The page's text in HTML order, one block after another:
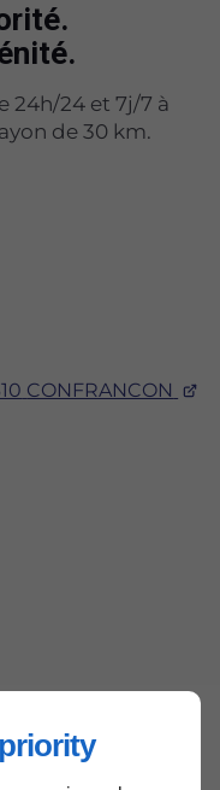
CONFRANCON
24h/24 et 7j/7 à
de 30 km.